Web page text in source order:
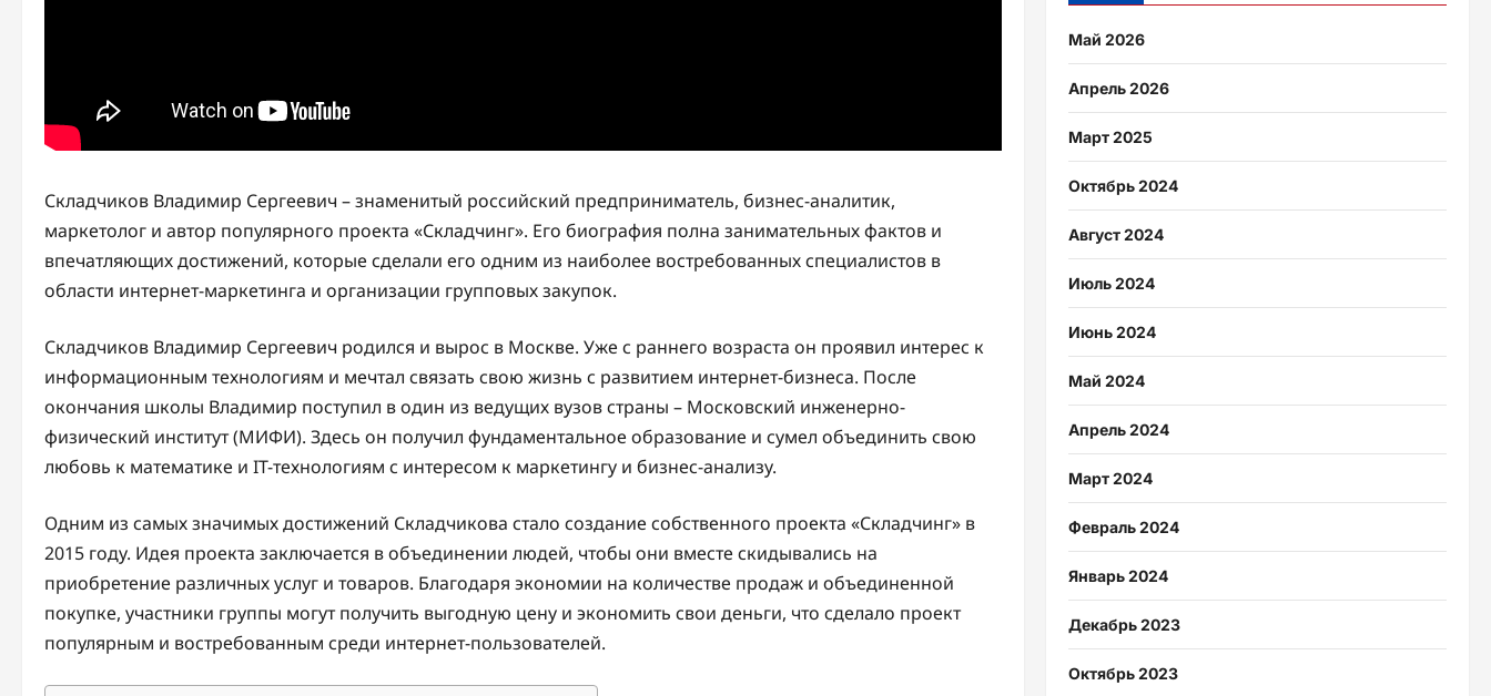
Складчиков Владимир Сергеевич – знаменитый российский предприниматель, бизнес-аналитик,
маркетолог и автор популярного проекта «Складчинг». Его биография полна занимательных фактов и
впечатляющих достижений, которые сделали его одним из наиболее востребованных специалистов в
области интернет-маркетинга и организации групповых закупок.
Складчиков Владимир Сергеевич родился и вырос в Москве. Уже с раннего возраста он проявил интерес к
информационным технологиям и мечтал связать свою жизнь с развитием интернет-бизнеса. После
окончания школы Владимир поступил в один из ведущих вузов страны – Московский инженерно-
физический институт (МИФИ). Здесь он получил фундаментальное образование и сумел объединить свою
любовь к математике и IT-технологиям с интересом к маркетингу и бизнес-анализу.
Одним из самых значимых достижений Складчикова стало создание собственного проекта «Складчинг» в
2015 году. Идея проекта заключается в объединении людей, чтобы они вместе скидывались на
приобретение различных услуг и товаров. Благодаря экономии на количестве продаж и объединенной
покупке, участники группы могут получить выгодную цену и экономить свои деньги, что сделало проект
популярным и востребованным среди интернет-пользователей.
Май 2026
Апрель 2026
Март 2025
Октябрь 2024
Август 2024
Июль 2024
Июнь 2024
Май 2024
Апрель 2024
Март 2024
Февраль 2024
Январь 2024
Декабрь 2023
Октябрь 2023